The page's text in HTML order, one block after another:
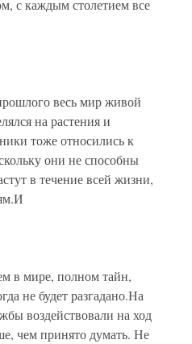
с каждым столетием все
весь мир живой
на растения и
тоже относились к
они не способны
в течение всей жизни,
мире, полном тайн,
не будет разгадано.На
воздействовали на ход
чем принято думать. Не